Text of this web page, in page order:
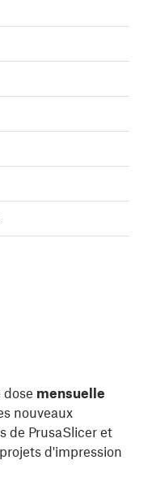
mensuelle
nouveaux
de PrusaSlicer et
d'impression